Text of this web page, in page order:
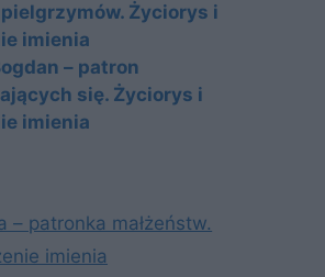
Życiorys i
imienia
– patron
się. Życiorys i
imienia
– patronka małżeństw.
imienia